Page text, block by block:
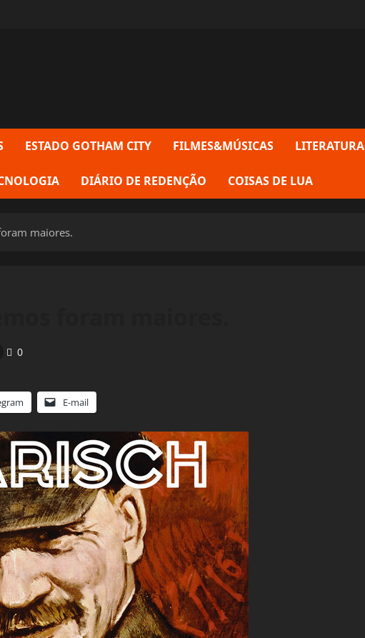
ESTADO GOTHAM CITY FILMES&MÚSICAS LITERATURA
DIÁRIO DE REDENÇÃO COISAS DE LUA
maiores.
0
E-mail